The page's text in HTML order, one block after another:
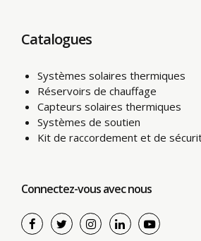
Catalogues
Systèmes solaires thermiques
Réservoirs de chauffage
Capteurs solaires thermiques
Systèmes de soutien
Kit de raccordement et de
Connectez-vous avec nous